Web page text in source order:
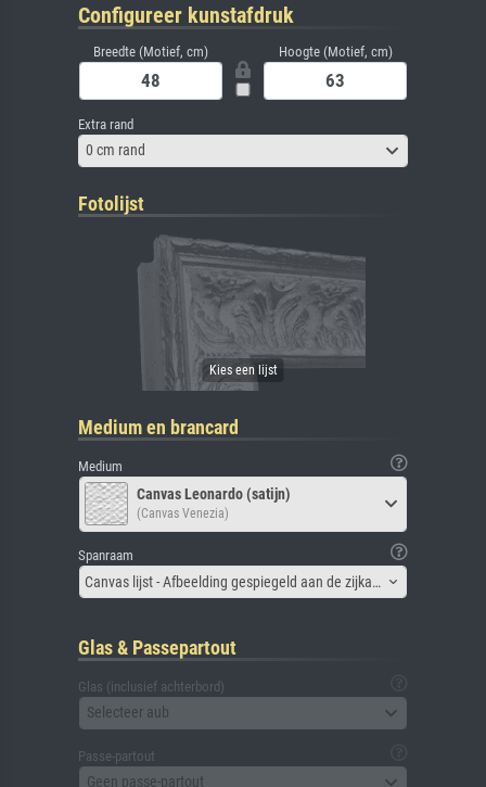
Configureer kunstafdruk
Breedte (Motief, cm) Hoogte (Motief, cm)
Extra rand
0 cm rand
Fotolijst
Medium en brancard
Medium
Canvas Leonardo (satijn)
(Canvas Venezia)
Spanraam
Canvas lijst - Afbeelding gespiegeld aan de zijkant
Glas & Passepartout
Glas (inclusief achterbord)
Selecteer aub
Passe-partout
Geen passe-partout